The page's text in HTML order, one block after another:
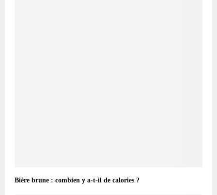
Bière brune : combien y a-t-il de calories ?